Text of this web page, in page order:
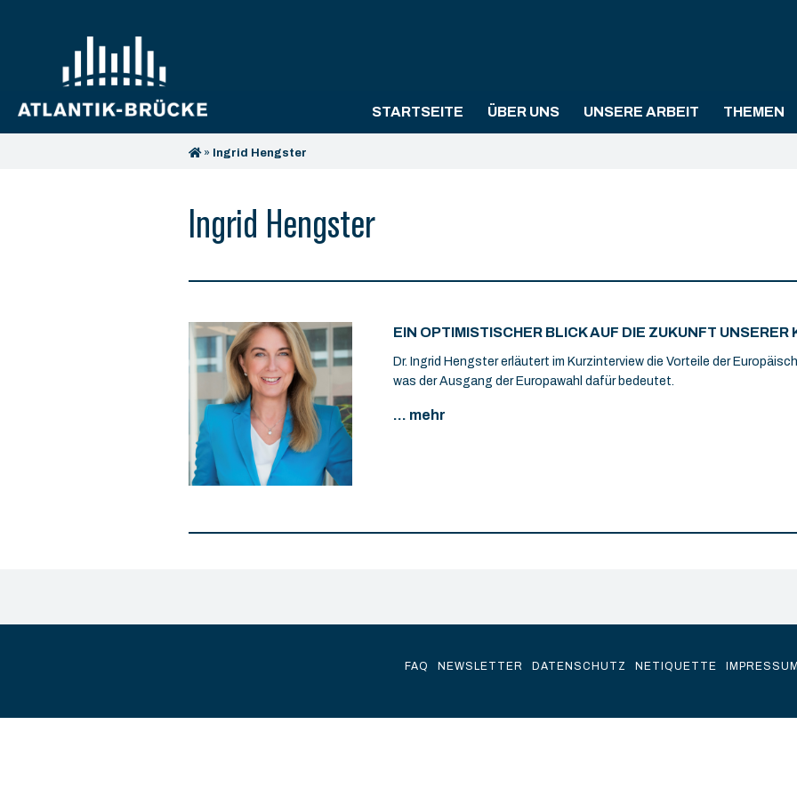
STARTSEITE ÜBER UNS UNSERE ARBEIT THEMEN
» Ingrid Hengster
Ingrid Hengster
EIN OPTIMISTISCHER BLICK AUF DIE ZUKUNFT UNSERER
Dr. Ingrid Hengster erläutert im Kurzinterview die Vorteile der
was der Ausgang der Europawahl dafür bedeutet.
... mehr
FAQ NEWSLETTER DATENSCHUTZ NETIQUETTE